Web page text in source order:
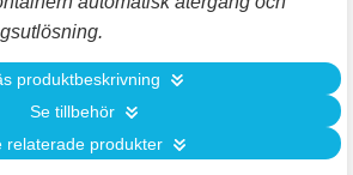
produktbeskrivning
Se tillbehör
relaterade produkter